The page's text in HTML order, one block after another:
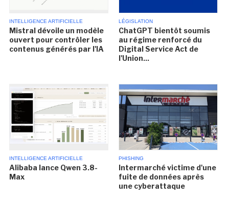
INTELLIGENCE ARTIFICIELLE
Mistral dévoile un modèle
ouvert pour contrôler les
contenus générés par l'IA
LÉGISLATION
ChatGPT bientôt soumis
au régime renforcé du
Digital Service Act de
l'Union...
INTELLIGENCE ARTIFICIELLE
Alibaba lance Qwen 3.8-
Max
PHISHING
Intermarché victime d'une
fuite de données après
une cyberattaque